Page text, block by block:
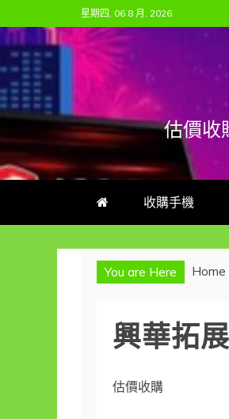
to
content
星期四, 06 8 月, 2026
估價收
收購手機
You are Here Home
興華拓
估價收購